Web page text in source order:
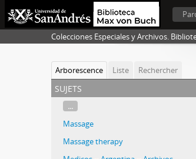
Colecciones Especiales y Archivos.
Arborescence Liste Rechercher
sujets
...
Massage
Massage therapy